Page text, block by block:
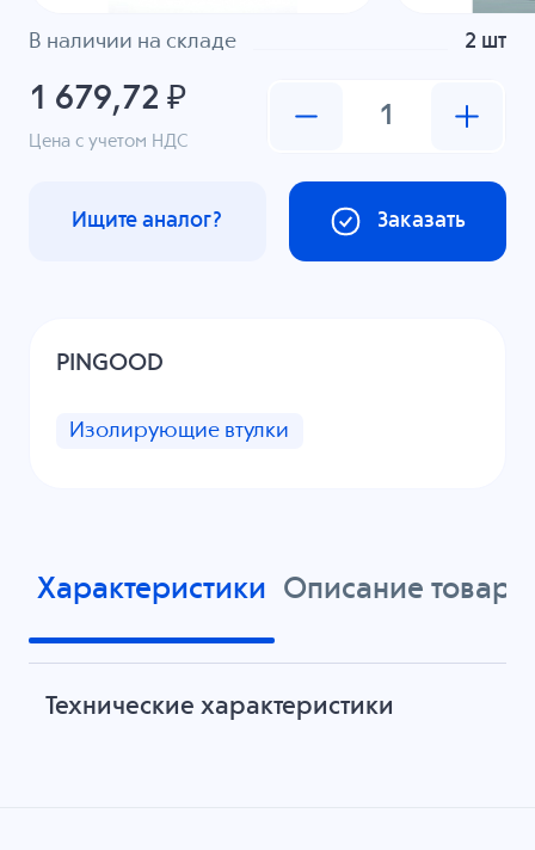
В наличии на складе 2 шт
1 679,72 ₽
Цена с учетом НДС
Заказать
Ищите аналог?
PINGOOD
Изолирующие втулки
Характеристики Описание товара
Технические характеристики